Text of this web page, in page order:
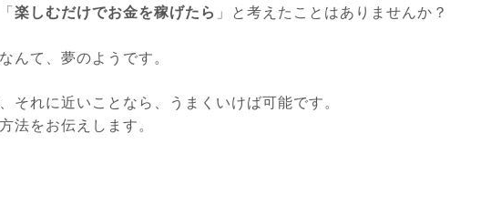
楽しむだけでお金を稼げたら 」と考えたことはありませんか？
んて、夢のようです。
それに近いことなら、うまくいけば可能です。
法をお伝えします。